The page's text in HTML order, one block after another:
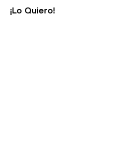
¡Lo Quiero!